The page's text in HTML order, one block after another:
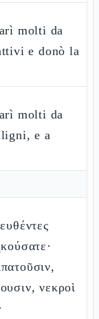
molti da
e donò la
molti da
e a
νεκροὶ